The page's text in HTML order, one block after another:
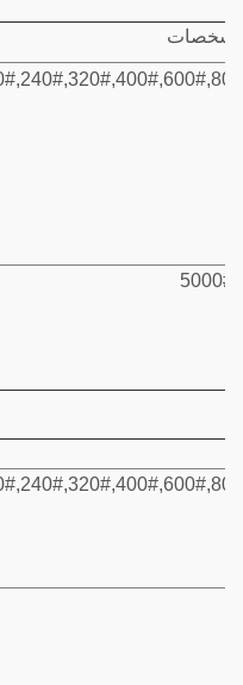
5000#